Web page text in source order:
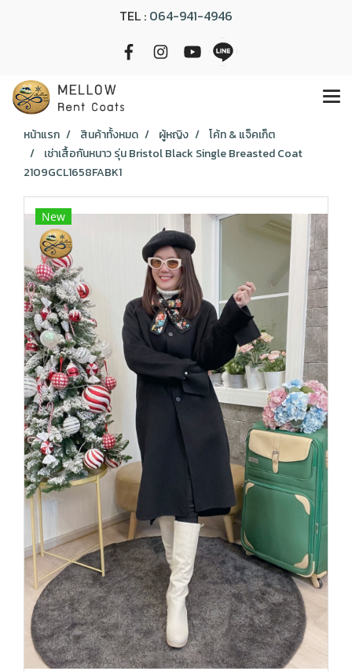
TEL : 064-941-4946
หน้าแรก สินค้าทั้งหมด ผู้หญิง
โค้ท & แจ็คเก็ต
เช่าเสื้อกันหนาว รุ่น Bristol Black Single Breasted Coat
2109GCL1658FABK1
New